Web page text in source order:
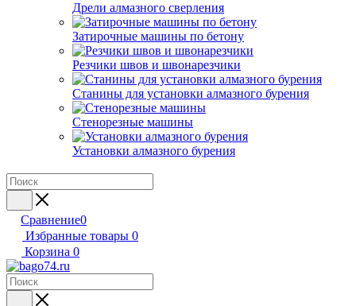
Дрели алмазного сверления
Затирочные машины по бетону
Резчики швов и швонарезчики
Станины для установки алмазного бурения
Стенорезные машины
Установки алмазного бурения
Сравнение0
Избранные товары 0
Корзина 0